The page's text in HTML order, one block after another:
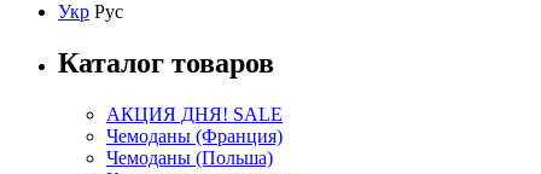
Укр Рус
Каталог товаров
АКЦИЯ ДНЯ! SALE
Чемоданы (Франция)
Чемоданы (Польша)